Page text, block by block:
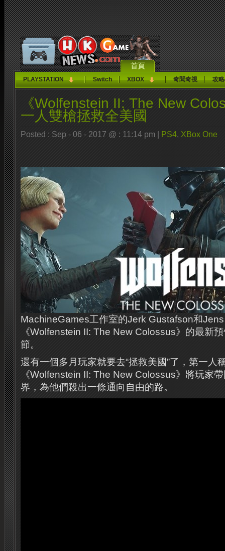
首頁
PLAYSTATION Switch XBOX 奇聞奇視 攻
《Wolfenstein II: The New
一人雙槍拯救全美國
Posted : Sep - 06 - 2017 @ : 11:14 pm | PS4, XBox One
MachineGames工作室的Jerk Gustafson和
《Wolfenstein II: The New Colossus》的最新
節。
還有一個多月玩家就要去“拯救美國”了，第一人
《Wolfenstein II: The New Colossus》將玩家
界，為他們殺出一條通向自由的路。